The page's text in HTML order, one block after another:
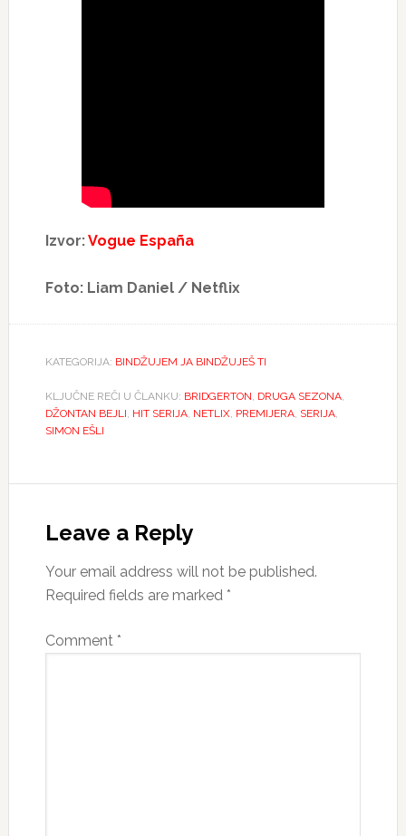
Izvor:Vogue España
Foto: Liam Daniel / Netflix
KATEGORIJA: BINDŽUJEM JA BINDŽUJEŠ TI
KLJUČNE REČI U ČLANKU: BRIDGERTON, DRUGA SEZONA,
DŽONTAN BEJLI, HIT SERIJA, NETLIX, PREMIJERA, SERIJA,
SIMON EŠLI
Interactions
Leave a Reply
Your email address will not be published.
Required fields are marked *
Comment *